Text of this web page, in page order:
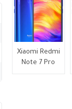
Xiaomi Redmi
Note 7 Pro